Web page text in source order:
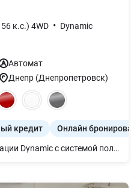
к.с.) 4WD • Dynamic
Автомат
Днепр (Днепропетровск)
кредит Онлайн
Hyundai Tucson 2026 в комплектации Dynamic с системой полного привода 4WD — это золотой стандарт универсального семейного автомобиля, который сочетает в себе спокойную уверенность классических технологий с проходимостью настоящего внедорожника. Главная ценность этой модификации заключается в стратегическом сочетании надежного атмосферного двигателя 2.0 MPi и интеллектуальной системы 4WD, что делает авто одинаково эффективным как на заснеженных городских улицах, так и на легкой пересеченной местности во время загородного отдыха. Выбирая выполнение Dynamic 4WD, вы инвестируете в расширенные возможности и цифровой комфорт: Всесезонная уверенность: Полный привод автоматически распределяет крутящий момент, гарантируя стабильность в сложных погодных условиях, что значительно повышает уровень активной безопасности вашей семьи. Технологическое наполнение: Вы получаете современную цифровую панель приборов, большой сенсорный экран мультимедиа и двухзонный климат-контроль, что делает ежедневную эксплуатацию максимально удобной. Прагматичная роскошь: светодиодная оптика, улучшенные материалы отделки и легкосплавные диски подчеркивают статус обновленного кузова Tucson 2026 года, сохраняя при этом простоту и доступность сервисного обслуживания. Это рациональный выбор для владельца, который ищет выносливый автомобиль «на все случаи жизни», ценит высокую посадку и полный привод, но не желает переплачивать за сложные турбо-технологии, получая взамен проверенную временем надежность и высокую ликвидность.